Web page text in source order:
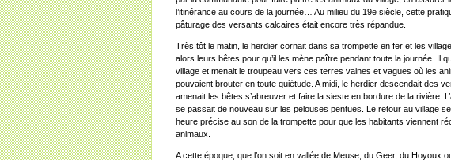
l’itinérance au cours de la journée… Au milieu du 19e siècle, cette
pâturage des versants calcaires était encore très répandue.
Très tôt le matin, le herdier cornait dans sa trompette en fer et les
alors leurs bêtes pour qu’il les mène paître pendant toute la journée. Il
village et menait le troupeau vers ces terres vaines et vagues où les
pouvaient brouter en toute quiétude. A midi, le herdier descendait des
amenait les bêtes s’abreuver et faire la sieste en bordure de la rivière.
se passait de nouveau sur les pelouses pentues. Le retour au village
heure précise au son de la trompette pour que les habitants viennent
animaux.
A cette époque, que l’on soit en vallée de Meuse, du Geer, du Hoyoux